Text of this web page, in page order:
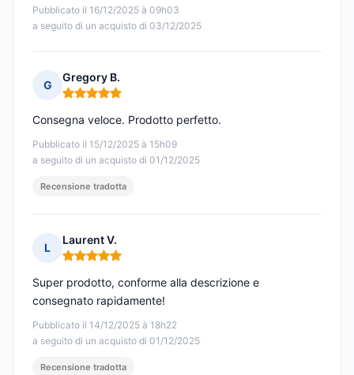
Pubblicato il 16/12/2025 à 09h03
a seguito di un acquisto di 03/12/2025
G
Gregory B.
Nota: 5 su 5
Pubblicato il 15/12/2025 à 15h09
a seguito di un acquisto di 01/12/2025
Consegna veloce. Prodotto perfetto.
Recensione tradotta
L
Laurent V.
Nota: 5 su 5
Pubblicato il 14/12/2025 à 18h22
a seguito di un acquisto di 01/12/2025
Super prodotto, conforme alla descrizione e
consegnato rapidamente!
Recensione tradotta